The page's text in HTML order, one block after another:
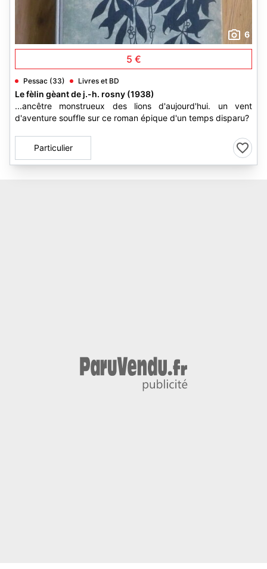
6
5 €
Pessac (33) Livres et BD
Le fèlin gèant de j.-h. rosny (1938)
...ancêtre monstrueux des lions d'aujourd'hui. un vent
d'aventure souffle sur ce roman épique d'un temps disparu?
Particulier